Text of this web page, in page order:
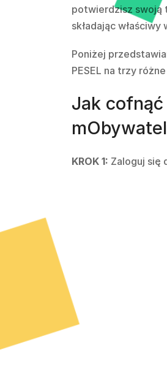
potwierdzisz swoją
składając
Poniżej
PESEL na trzy
Jak
KROK 1: Zaloguj się